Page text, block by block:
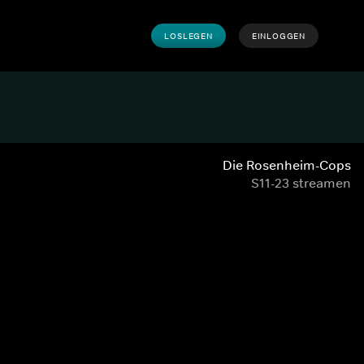
LOSLEGEN EINLOGGEN
Die Rosenheim-Cops
S11-23 streamen